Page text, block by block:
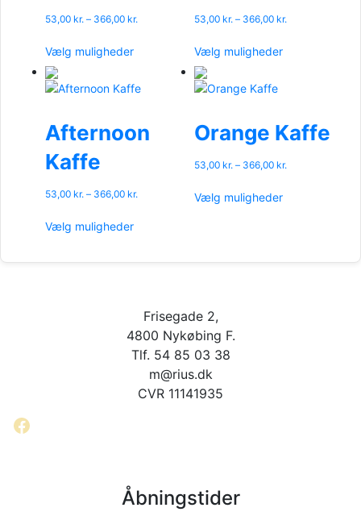
53,00 kr. – 366,00 kr.
Vælg muligheder
flere
Mulighederne
kan
varesiden
53,00 kr. – 366,00 kr.
Vælg muligheder
Mulighederne
kan
Afternoon
Kaffe
53,00 kr. – 366,00 kr.
Vælg muligheder
flere
kan
vælges
på
varesiden
Orange Kaffe
53,00 kr. – 366,00 kr.
Vælg muligheder
Frisegade 2,
4800 Nykøbing F.
Tlf. 54 85 03 38
m@rius.dk
CVR 11141935
Facebook
Åbningstider